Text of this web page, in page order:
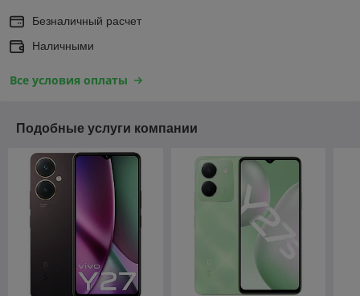
Безналичный расчет
Наличными
Все условия оплаты
Подобные услуги компании